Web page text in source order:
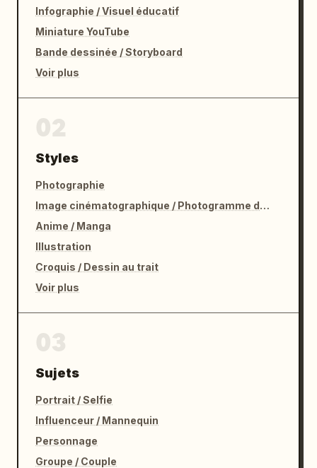
Infographie / Visuel éducatif
Miniature YouTube
Bande dessinée / Storyboard
Voir plus
Styles
Photographie
Image cinématographique / Photogramme de film
Anime / Manga
Illustration
Croquis / Dessin au trait
Voir plus
Sujets
Portrait / Selfie
Influenceur / Mannequin
Personnage
Groupe / Couple